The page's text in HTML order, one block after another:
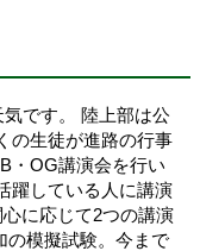
です。 陸上部は公
の生徒が進路の行事
・OG講演会を行い
躍している人に講演
に応じて2つの講演
模擬試験。今まで